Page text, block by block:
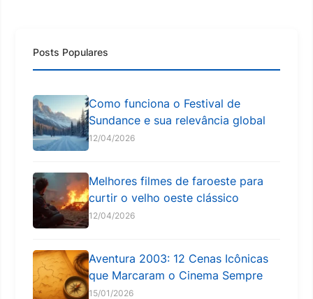
Posts Populares
Como funciona o Festival de
Sundance e sua relevância global
12/04/2026
Melhores filmes de faroeste para
curtir o velho oeste clássico
12/04/2026
Aventura 2003: 12 Cenas Icônicas
que Marcaram o Cinema Sempre
15/01/2026